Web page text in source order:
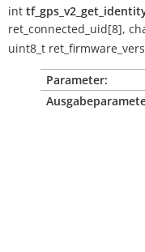
int
ret_connected_uid[8],
uint8_t
Parameter: